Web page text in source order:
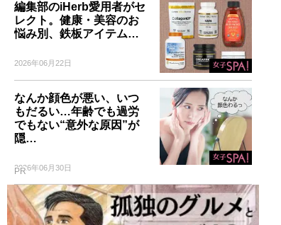
編集部のiHerb愛用者がセ
レクト。健康・美容のお
悩み別、鉄板アイテム…
2026年06月22日
なんか顔色が悪い、いつ
もだるい…年齢でも過労
でもない“意外な原因”が
隠…
2026年06月30日
PR